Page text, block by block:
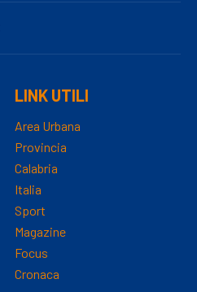
LINK UTILI
Area Urbana
Provincia
Calabria
Italia
Sport
Magazine
Focus
Cronaca